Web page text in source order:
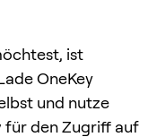
ist
OneKey
und nutze
für den Zugriff auf